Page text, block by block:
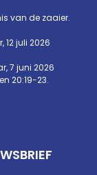
van de zaaier.
12 juli 2026
7 juni 2026
20:19-23.